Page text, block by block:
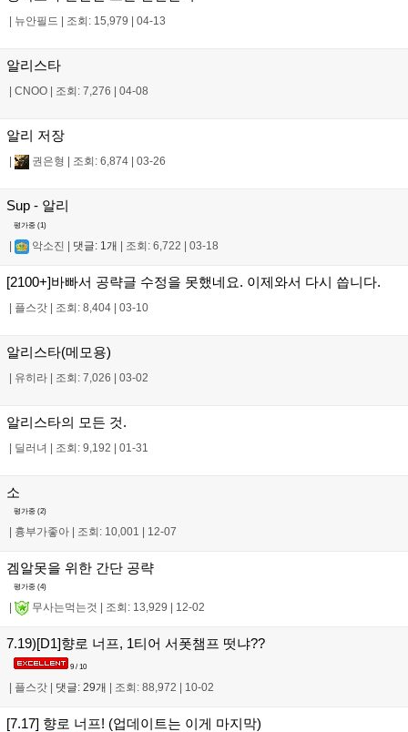
뉴안필드 조회: 15,979 04-13
알리스타
CNOO 조회: 7,276 04-08
알리 저장
권은형 조회: 6,874 03-26
Sup - 알리
평가중 (1)
| 악소진 | 댓글: 1개 | 조회: 6,722 | 03-18
[2100+]바빠서 공략글 수정을 못했네요. 이제와서 다시 씁니다.
| 플스갓 | 조회: 8,404 | 03-10
알리스타(메모용)
| 유히라 | 조회: 7,026 | 03-02
알리스타의 모든 것.
| 딜러녀 | 조회: 9,192 | 01-31
소
평가중 (2)
흉부가좋아 조회: 10,001 12-07
겜알못을 위한 간단 공략
평가중 (4)
무사는먹는것 조회: 13,929 12-02
7.19)[D1]향로 너프, 1티어 서폿챔프 떳냐??
9 / 10
| 플스갓 | 댓글: 29개 | 조회: 88,972 | 10-02
[7.17] 향로 너프! (업데이트는 이게 마지막)